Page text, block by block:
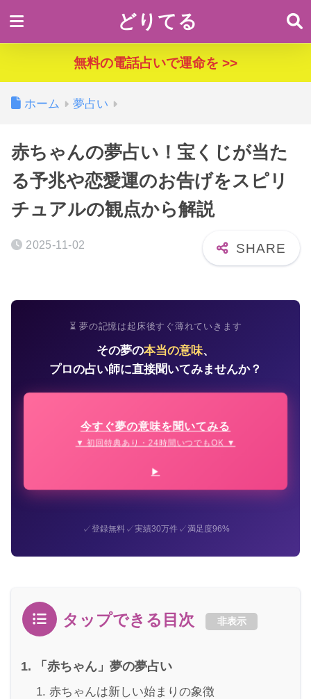
どりてる
無料の電話占いで運命を >>
ホーム 夢占い
赤ちゃんの夢占い！宝くじが当た
る予兆や恋愛運のお告げをスピリ
チュアルの観点から解説
2025-11-02
⏳ 夢の記憶は起床後すぐ薄れていきます
その夢の本当の意味、
プロの占い師に直接聞いてみませんか？
今すぐ夢の意味を聞いてみる
▼ 初回特典あり・24時間いつでもOK ▼
✓登録無料✓実績30万件✓満足度96%
タップできる目次 非表示
「赤ちゃん」夢の夢占い
赤ちゃんは新しい始まりの象徴